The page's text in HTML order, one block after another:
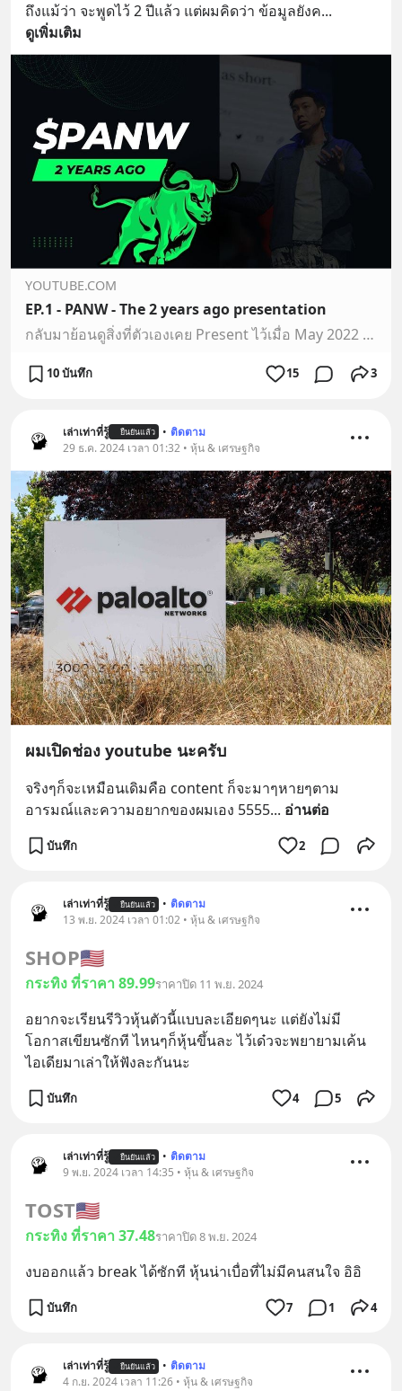
ถึงแม้ว่า จะพูดไว้ 2 ปีแล้ว แต่ผมคิดว่า ข้อมูลยังค...
ดูเพิ่มเติม
YOUTUBE.COM
EP.1 - PANW - The 2 years ago presentation
กลับมาย้อนดูสิ่งที่ตัวเองเคย Present ไว้เมื่อ May 2022 เกี่ยวกับหุ้นตัวนี้ ว่าจนถึงตอนนี้ เป็นยังไงบ้าง สิ่งที่เคยคิดไว้ผิดถูกยังไง ทำได้ตามเป้ารึเปล่า ลองดู…
10 บันทึก 15 3
เล่าเท่าที่รู้ ยืนยันแล้ว • ติดตาม
29 ธ.ค. 2024 เวลา 01:32 • หุ้น & เศรษฐกิจ
ผมเปิดช่อง youtube นะครับ
จริงๆก็จะเหมือนเดิมคือ content ก็จะมาๆหายๆตาม
อารมณ์และความอยากของผมเอง 5555... อ่านต่อ
บันทึก 2
เล่าเท่าที่รู้ ยืนยันแล้ว • ติดตาม
13 พ.ย. 2024 เวลา 01:02 • หุ้น & เศรษฐกิจ
SHOP🇺🇸
กระทิง ที่ราคา 89.99ราคาปิด 11 พ.ย. 2024
อยากจะเรียนรีวิวหุ้นตัวนี้แบบละเอียดๆนะ แต่ยังไม่มี
โอกาสเขียนซักที ไหนๆก็หุ้นขึ้นละ ไว้เด๋วจะพยายามเค้น
ไอเดียมาเล่าให้ฟังละกันนะ
บันทึก 4 5
เล่าเท่าที่รู้ ยืนยันแล้ว • ติดตาม
9 พ.ย. 2024 เวลา 14:35 • หุ้น & เศรษฐกิจ
TOST🇺🇸
กระทิง ที่ราคา 37.48ราคาปิด 8 พ.ย. 2024
งบออกแล้ว break ได้ซักที หุ้นน่าเบื่อที่ไม่มีคนสนใจ อิอิ
บันทึก 7 1 4
เล่าเท่าที่รู้ ยืนยันแล้ว • ติดตาม
4 ก.ย. 2024 เวลา 11:26 • หุ้น & เศรษฐกิจ